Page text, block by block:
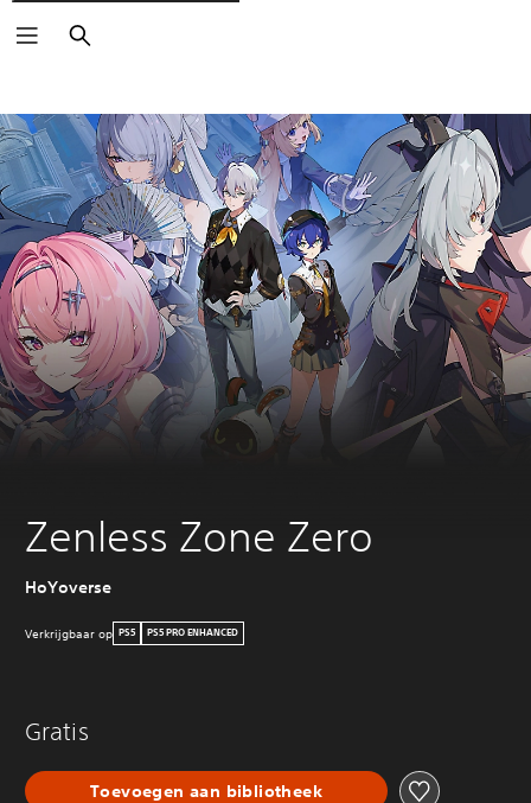
Zoeken
Zenless Zone Zero
HoYoverse
Verkrijgbaar op PS5 PS5 PRO ENHANCED
Gratis
Toevoegen aan bibliotheek